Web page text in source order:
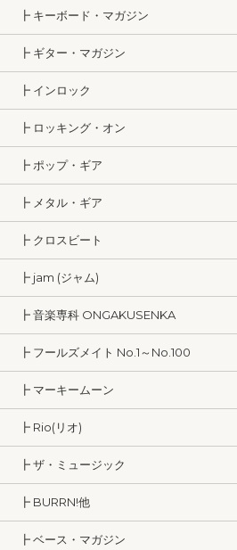
┣ キーボード・マガジン
┣ ギター・マガジン
┣ インロック
┣ ロッキング・オン
┣ ポップ・ギア
┣ メタル・ギア
┣ クロスビート
┣ jam (ジャム)
┣ 音楽専科 ONGAKUSENKA
┣ フールズメイト No.1～No.100
┣ マーキームーン
┣ Rio(リオ)
┣ ザ・ミュージック
┣ BURRN!他
┣ ベース・マガジン